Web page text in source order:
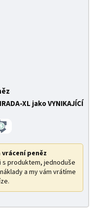
XL jako VYNIKAJÍCÍ
vrácení peněz
produktem, jednoduše
a my vám vrátíme